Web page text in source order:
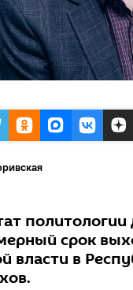
политологии
срок
власти в